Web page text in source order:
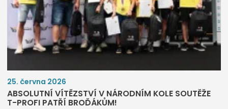
25. června 2026
ABSOLUTNÍ VÍTĚZSTVÍ V NÁRODNÍM KOLE SOUTĚŽE
T-PROFI PATŘÍ BROĎÁKŮM!